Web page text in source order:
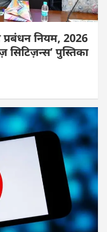
नियम, 2026
सिटिज़न्स’ पुस्तिका